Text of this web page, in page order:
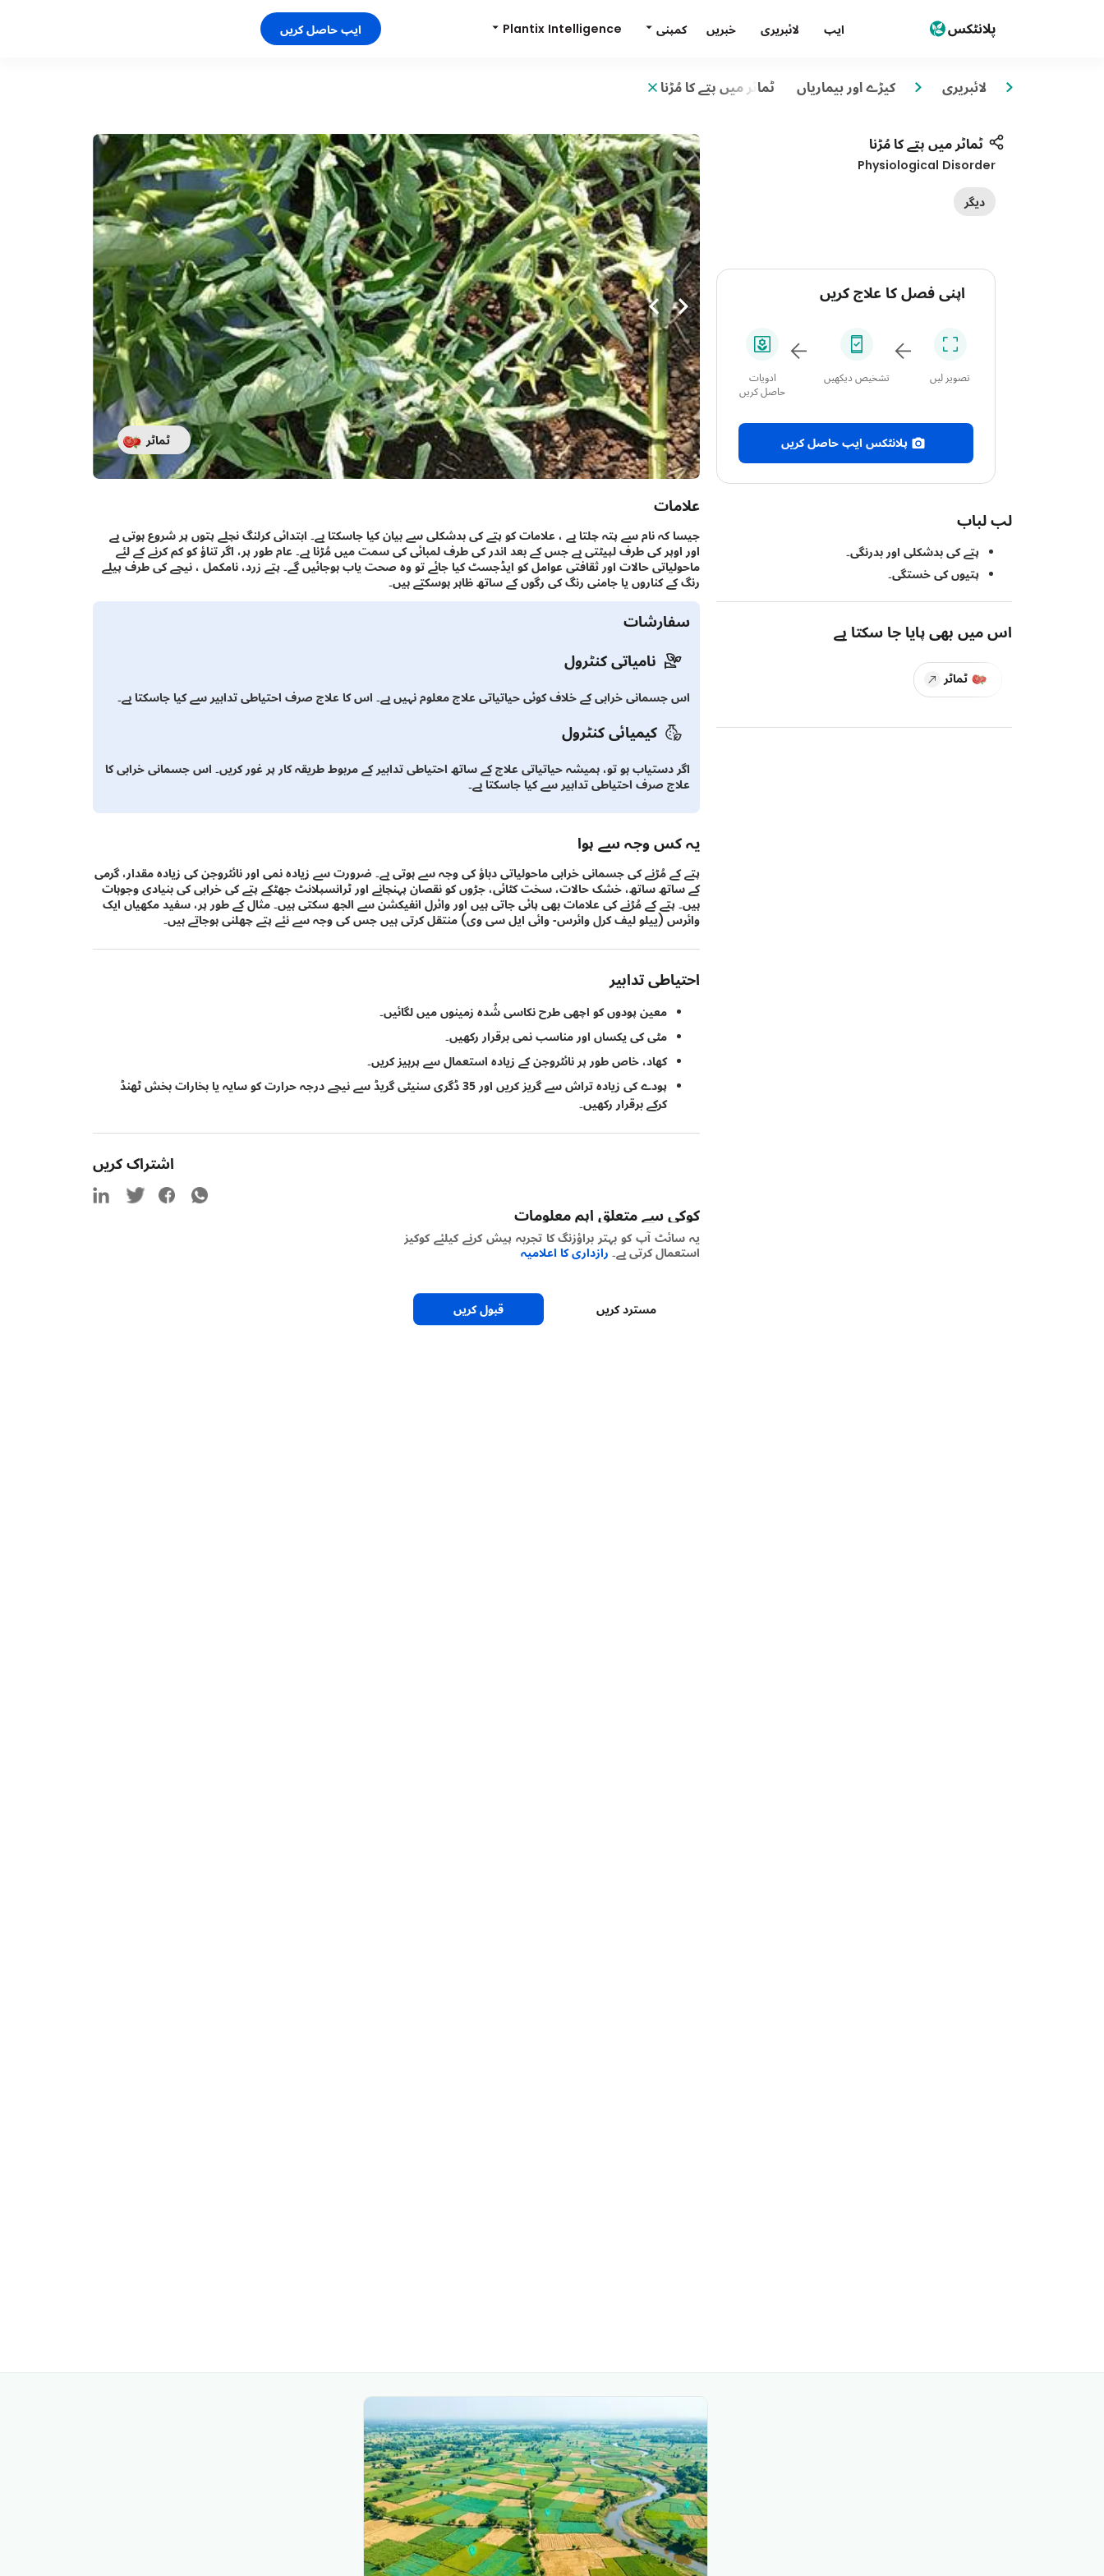
ایپ لائبریری خبریں کمپنی Plantix Intelligence ایپ حاصل کریں
لائبریری کیڑے اور بیماریاں ٹماٹر میں پتے کا مُڑنا
ٹماٹر میں پتے کا مُڑنا
Physiological Disorder
دیگر
اپنی فصل کا علاج کریں
تصویر لیں تشخیص دیکھیں
ادویات
حاصل کریں
پلانٹکس ایپ حاصل کریں
لب لباب
پتے کی بدشکلی اور بدرنگی۔
پتیوں کی خستگی۔
اس میں بھی پایا جا سکتا ہے
ٹماٹر
ٹماٹر
علامات
جیسا کہ نام سے پتہ چلتا ہے ، علامات کو پتے کی بدشکلی سے بیان کیا جاسکتا ہے۔ ابتدائی کرلنگ نچلے پتوں پر شروع ہوتی ہے
اور اوپر کی طرف لپیٹتی ہے جس کے بعد اندر کی طرف لمبائی کی سمت میں مُڑنا ہے۔ عام طور پر، اگر تناؤ کو کم کرنے کے لئے
ماحولیاتی حالات اور ثقافتی عوامل کو ایڈجسٹ کیا جائے تو وہ صحت یاب ہوجائیں گے۔ پتے زرد، نامکمل ، نیچے کی طرف پیلے
رنگ کے کناروں یا جامنی رنگ کی رگوں کے ساتھ ظاہر ہوسکتے ہیں۔
سفارشات
نامیاتی کنٹرول
اس جسمانی خرابی کے خلاف کوئی حیاتیاتی علاج معلوم نہیں ہے۔ اس کا علاج صرف احتیاطی تدابیر سے کیا جاسکتا ہے۔
کیمیائی کنٹرول
اگر دستیاب ہو تو، ہمیشہ حیاتیاتی علاج کے ساتھ احتیاطی تدابیر کے مربوط طریقہ کار پر غور کریں۔ اس جسمانی خرابی کا
علاج صرف احتیاطی تدابیر سے کیا جاسکتا ہے۔
یہ کس وجہ سے ہوا
پتے کے مُڑنے کی جسمانی خرابی ماحولیاتی دباؤ کی وجہ سے ہوتی ہے۔ ضرورت سے زیادہ نمی اور نائٹروجن کی زیادہ مقدار، گرمی
کے ساتھ ساتھ، خشک حالات، سخت کٹائی، جڑوں کو نقصان پہنچانے اور ٹرانسپلانٹ جھٹکے پتے کی خرابی کی بنیادی وجوہات
ہیں۔ پتے کے مُڑنے کی علامات بھی پائی جاتی ہیں اور وائرل انفیکشن سے الجھ سکتی ہیں۔ مثال کے طور پر، سفید مکھیاں ایک
وائرس (ییلو لیف کرل وائرس- وائی ایل سی وی) منتقل کرتی ہیں جس کی وجہ سے نئے پتے چھلنی ہوجاتے ہیں۔
احتیاطی تدابیر
معین پودوں کو اچھی طرح نکاسی شُدہ زمینوں میں لگائیں۔
مٹی کی یکساں اور مناسب نمی برقرار رکھیں۔
کھاد، خاص طور پر نائٹروجن کے زیادہ استعمال سے پرہیز کریں۔
پودے کی زیادہ تراش سے گریز کریں اور 35 ڈگری سنیٹی گریڈ سے نیچے درجہ حرارت کو سایہ یا بخارات بخش ٹھنڈ
کرکے برقرار رکھیں۔
اشتراک کریں
کوکی سے متعلق اہم معلومات
یہ سائٹ آپ کو بہتر براؤزنگ کا تجربہ پیش کرنے کیلئے کوکیز
استعمال کرتی ہے۔ رازداری کا اعلامیہ
مسترد کریں قبول کریں